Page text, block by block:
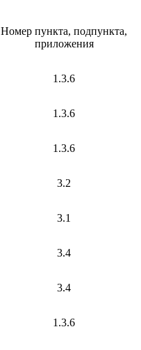
Номер пункта, подпункта,
приложения
1.3.6
1.3.6
1.3.6
3.2
3.1
3.4
3.4
1.3.6